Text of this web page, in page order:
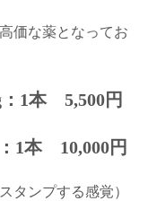
価な薬となってお
：1本 5,500円
1本 10,000円
ンプする感覚）